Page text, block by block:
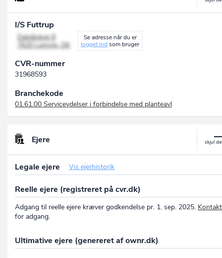
I/S Futtrup
Dalgårdvej 8
7620 Lemvig, DK
Se adresse når du er
logget ind som bruger
CVR-nummer
31968593
Branchekode
01.61.00 Serviceydelser i forbindelse med planteavl
Ejere
Legale ejere Vis ejerhistorik
Reelle ejere (registreret på cvr.dk)
Adgang til reelle ejere kræver godkendelse pr. 1. sep. 2025.
for adgang.
Ultimative ejere (genereret af ownr.dk)